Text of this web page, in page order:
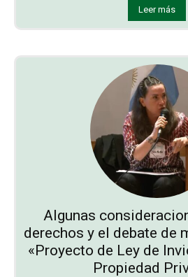
Leer más
Algunas
derechos y el debate de
«Proyecto de Ley de
Propiedad